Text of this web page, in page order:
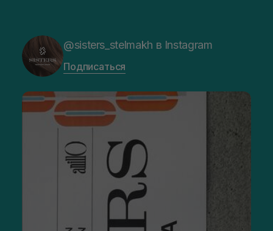
@sisters_stelmakh в Instagram
Подписаться